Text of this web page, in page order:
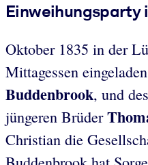
Einweihungsparty
Oktober 1835 in der
Mittagessen
Buddenbrook, und
jüngeren Brüder
Christian die